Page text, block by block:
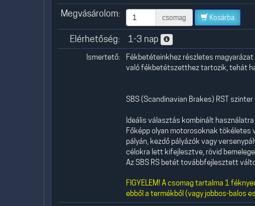
Megvásárolom:
csomag Kosárba
Elérhetőség: 1-3 nap
Ismertető:
Fékbetéteinkhez részletes
való fékbetétszetthez tartozik, tehát
SBS (Scandinavian Brakes) RST
Ideális választás kombinált
Főképp olyan motorosoknak
pályán, kezdő pályázók vagy
célokra lett kifejlesztve, rövid
Az SBS RS betét továbbfejlesztett
FIGYELEM! A csomag tartalma 1
ebből a termékből (vagy jobbos-balos